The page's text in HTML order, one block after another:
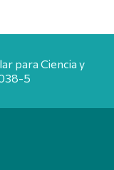
para Ciencia y
5